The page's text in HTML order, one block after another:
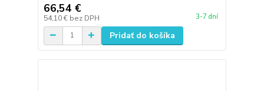
66,54 €
54,10 € bez DPH 3-7 dní
Pridať do košíka